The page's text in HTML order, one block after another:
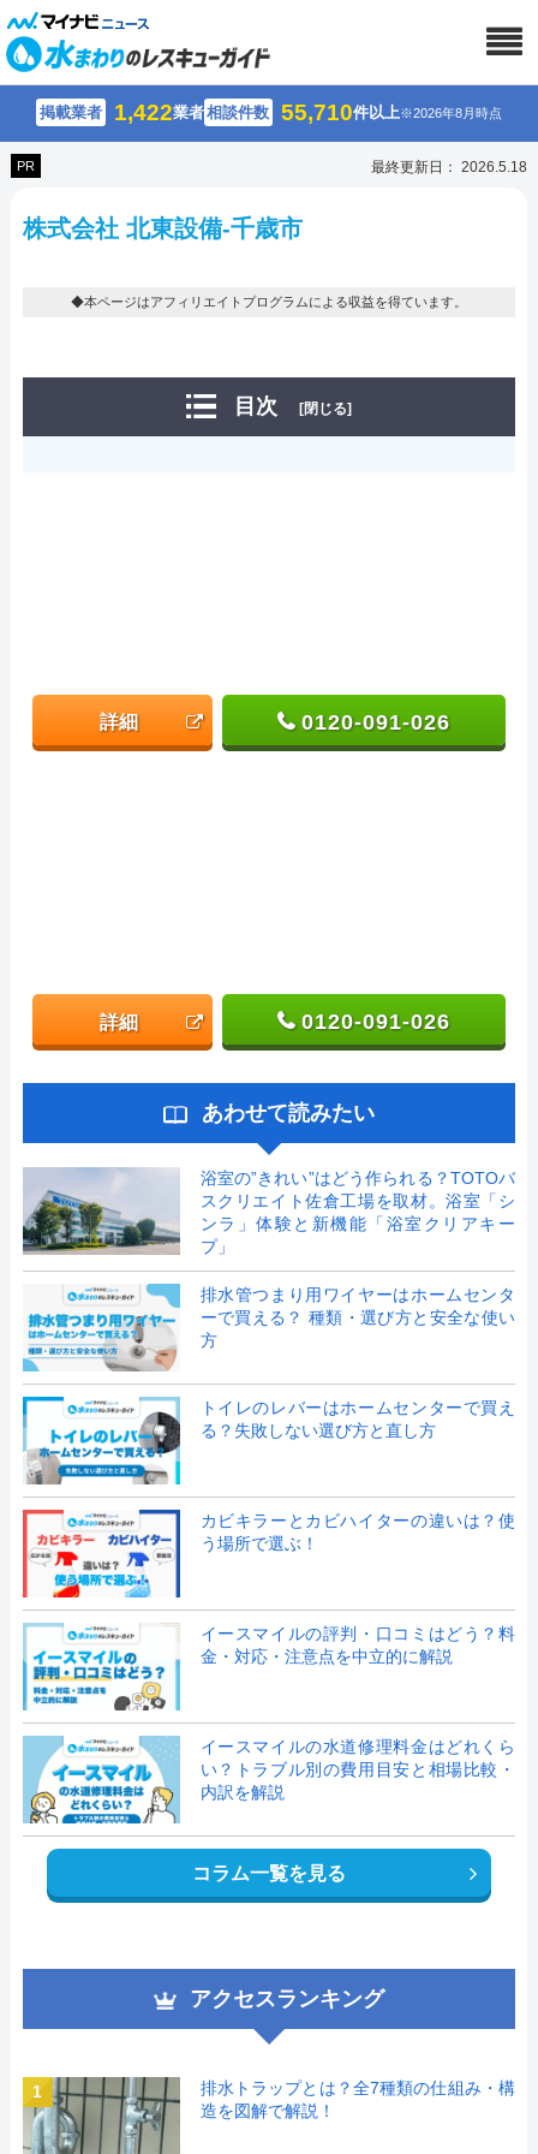
掲載業者 1,422業者相談件数 55,710件以上※2026年8月時点
PR 最終更新日： 2026.5.18
株式会社 北東設備-千歳市
◆本ページはアフィリエイトプログラムによる収益を得ています。
目次 [閉じる]
詳細 0120-091-026
詳細 0120-091-026
あわせて読みたい
浴室の”きれい”はどう作られる？TOTOバ
スクリエイト佐倉工場を取材。浴室「シ
ンラ」体験と新機能「浴室クリアキー
プ」
排水管つまり用ワイヤーはホームセンタ
ーで買える？ 種類・選び方と安全な使い
方
トイレのレバーはホームセンターで買え
る？失敗しない選び方と直し方
カビキラーとカビハイターの違いは？使
う場所で選ぶ！
イースマイルの評判・口コミはどう？料
金・対応・注意点を中立的に解説
イースマイルの水道修理料金はどれくら
い？トラブル別の費用目安と相場比較・
内訳を解説
コラム一覧を見る
アクセスランキング
1
排水トラップとは？全7種類の仕組み・構
造を図解で解説！